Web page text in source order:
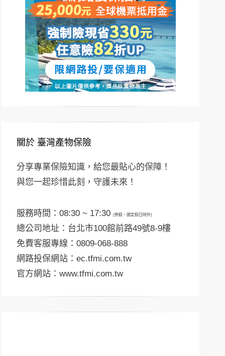
關於 臺灣產物保險
分享專業保險知識，給您最貼心的保障！
與您一起珍惜此刻，守護未來！
服務時間：08:30 ~ 17:30 (例假、國定假日除外)
總公司地址：台北市100館前路49號8-9樓
免費客服專線：0809-068-888
網路投保網站： ec.tfmi.com.tw
官方網站： www.tfmi.com.tw